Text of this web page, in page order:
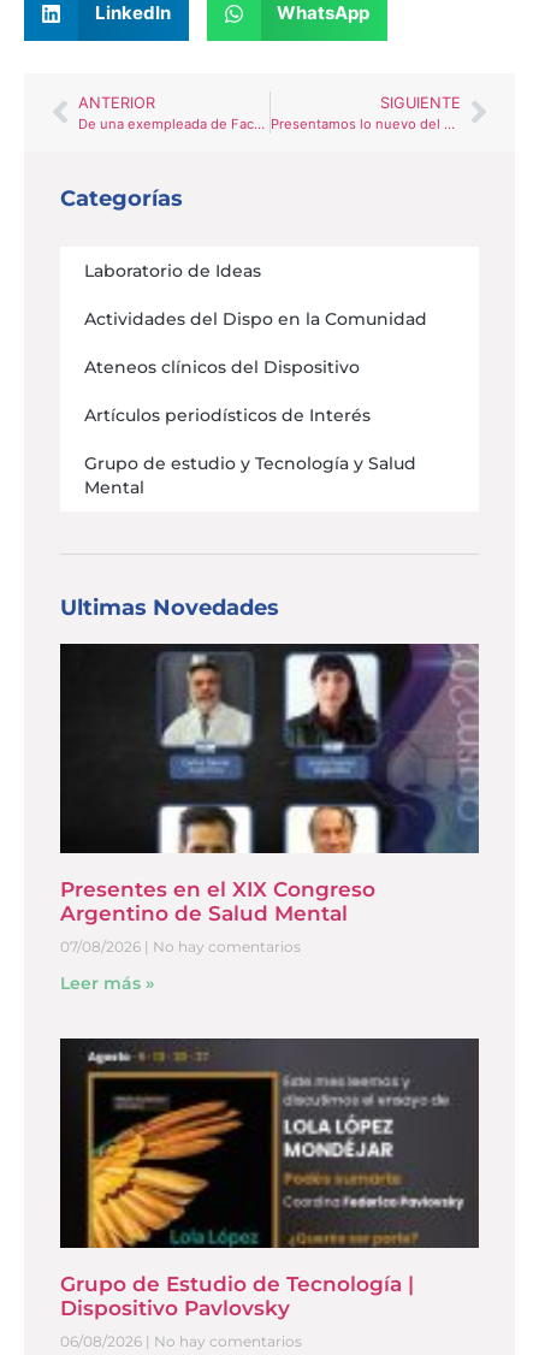
LinkedIn WhatsApp
ANTERIOR
De una exempleada de Facebook a padres desesperados: así se fraguó el mayor revés judicial contra las redes sociales
SIGUIENTE
Presentamos lo nuevo del Laboratorio de Ideas
Categorías
Laboratorio de Ideas
Actividades del Dispo en la Comunidad
Ateneos clínicos del Dispositivo
Artículos periodísticos de Interés
Grupo de estudio y Tecnología y Salud
Mental
Ultimas Novedades
Presentes en el XIX Congreso
Argentino de Salud Mental
07/08/2026 No hay comentarios
Leer más »
Grupo de Estudio de Tecnología |
Dispositivo Pavlovsky
06/08/2026 No hay comentarios